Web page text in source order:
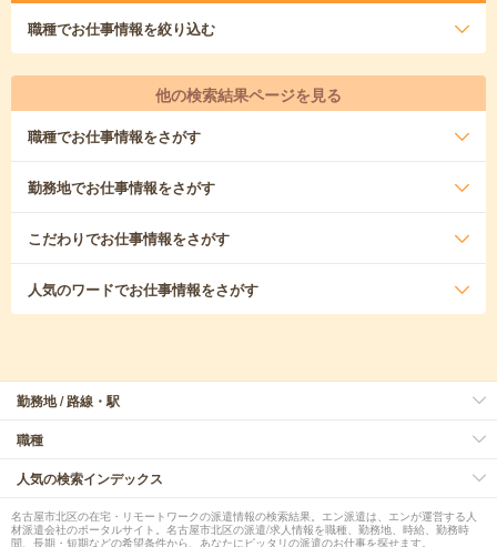
職種でお仕事情報を絞り込む
他の検索結果ページを見る
職種でお仕事情報をさがす
勤務地でお仕事情報をさがす
こだわりでお仕事情報をさがす
人気のワードでお仕事情報をさがす
勤務地 / 路線・駅
職種
人気の検索インデックス
名古屋市北区の在宅・リモートワークの派遣情報の検索結果。エン派遣は、エンが運営する人
材派遣会社のポータルサイト。名古屋市北区の派遣/求人情報を職種、勤務地、時給、勤務時
間、長期・短期などの希望条件から、あなたにピッタリの派遣のお仕事を探せます。